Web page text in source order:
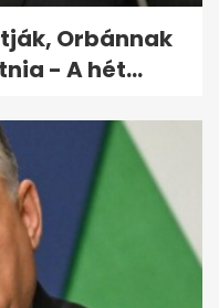
Orbánnak
- A hét...